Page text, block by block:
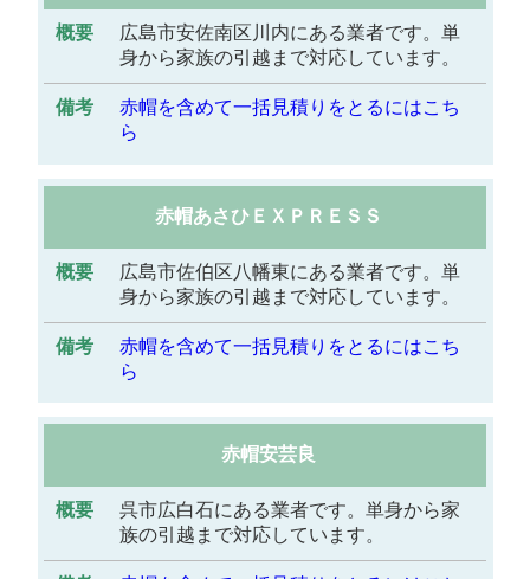
広島市安佐南区川内にある業者です。単
身から家族の引越まで対応しています。
赤帽を含めて一括見積りをとるにはこち
ら
赤帽あさひＥＸＰＲＥＳＳ
広島市佐伯区八幡東にある業者です。単
身から家族の引越まで対応しています。
赤帽を含めて一括見積りをとるにはこち
ら
赤帽安芸良
呉市広白石にある業者です。単身から家
族の引越まで対応しています。